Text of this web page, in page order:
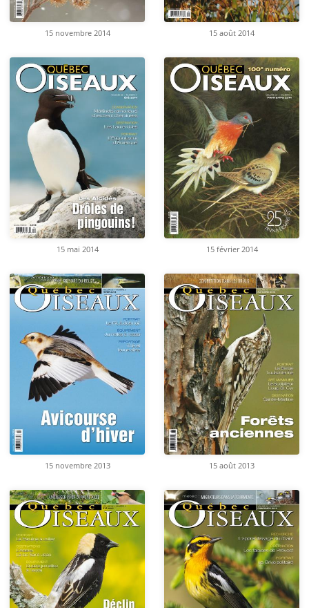
15 novembre 2014 15 août 2014
15 mai 2014 15 février 2014
15 novembre 2013 15 août 2013